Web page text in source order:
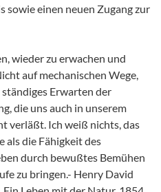
sowie einen neuen Zugang zur
wieder zu erwachen und
auf mechanischen Wege,
Erwarten der
die uns auch in unserem
verläßt. Ich weiß nichts, das
als die Fähigkeit des
durch bewußtes Bemühen
zu bringen.- Henry David